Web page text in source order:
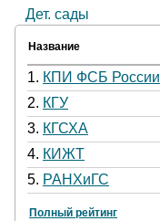
Дет. сады
Название
1. КПИ ФСБ России
2. КГУ
3. КГСХА
4. КИЖТ
5. РАНХиГС
Полный рейтинг